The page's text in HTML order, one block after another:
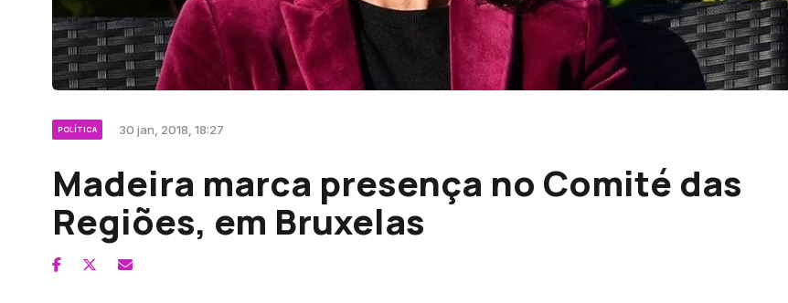
POLÍTICA 30 jan, 2018, 18:27
Madeira marca presença no Comité das
Regiões, em Bruxelas